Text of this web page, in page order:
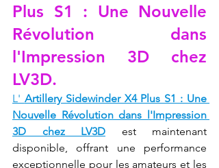
Plus S1 : Une Nouvelle
Révolution dans
l'Impression 3D chez
LV3D.
L' Artillery Sidewinder X4 Plus S1 : Une
Nouvelle Révolution dans l'Impression
3D chez LV3D est maintenant
disponible, offrant une performance
exceptionnelle pour les amateurs et les